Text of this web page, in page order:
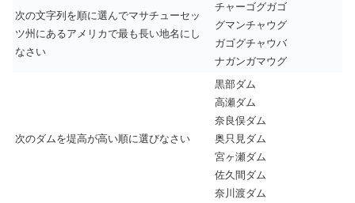
次の文字列を順に選んでマサチューセッ
ツ州にあるアメリカで最も長い地名にし
なさい
チャーゴグガゴ
グマンチャウグ
ガゴグチャウバ
ナガンガマウグ
次のダムを堤高が高い順に選びなさい
黒部ダム
高瀬ダム
奈良俣ダム
奥只見ダム
宮ヶ瀬ダム
佐久間ダム
奈川渡ダム